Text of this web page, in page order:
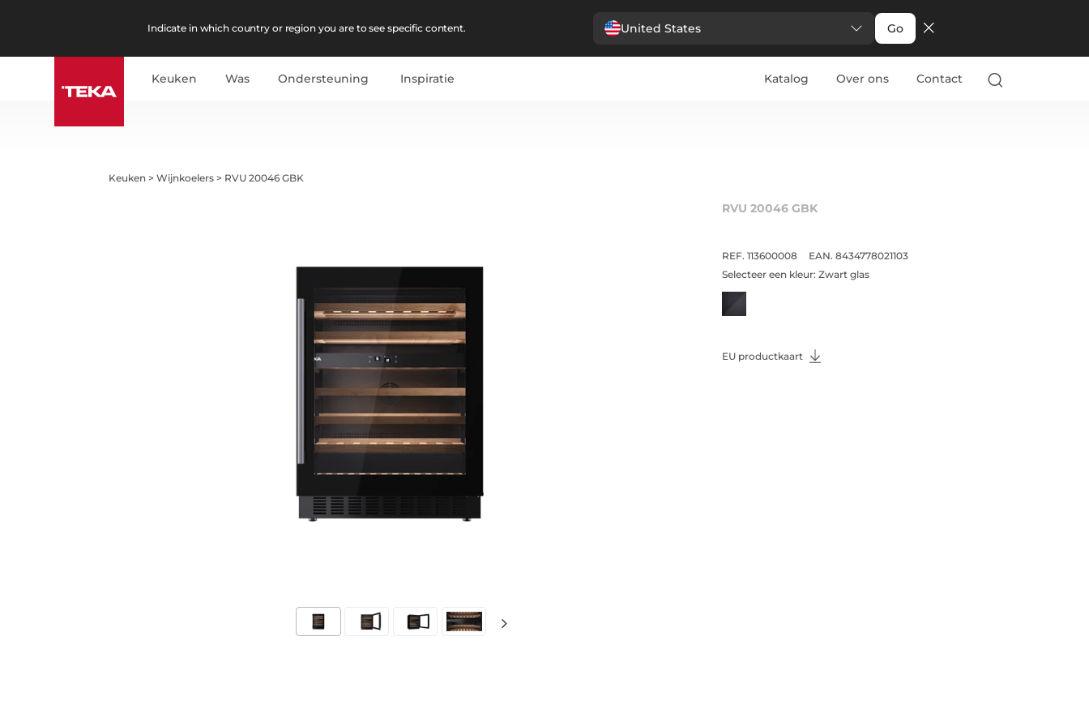
Indicate in which country or region you are to see specific content. United States Go
Keuken Was Ondersteuning Inspiratie Katalog Over ons Contact
Keuken >Wijnkoelers > RVU 20046 GBK
RVU 20046 GBK
REF. 113600008
EAN. 8434778021103
Selecteer een kleur: Zwart glas
EU productkaart